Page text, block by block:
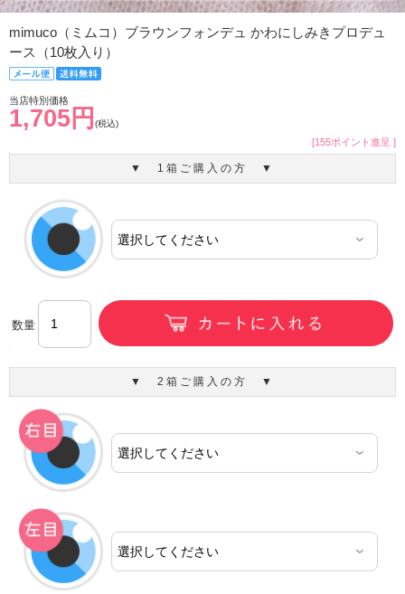
mimuco（ミムコ）ブラウンフォンデュ かわにしみきプロデュ
ース（10枚入り）
当店特別価格
1,705円 (税込)
[155ポイント進呈 ]
▼ 1箱ご購入の方 ▼
数量
▼ 2箱ご購入の方 ▼